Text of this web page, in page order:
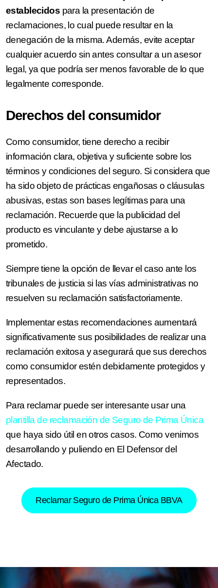
establecidos para la presentación de
reclamaciones, lo cual puede resultar en la
denegación de la misma. Además, evite aceptar
cualquier acuerdo sin antes consultar a un asesor
legal, ya que podría ser menos favorable de lo que
legalmente corresponde.
Derechos del consumidor
Como consumidor, tiene derecho a recibir
información clara, objetiva y suficiente sobre los
términos y condiciones del seguro. Si considera que
ha sido objeto de prácticas engañosas o cláusulas
abusivas, estas son bases legítimas para una
reclamación. Recuerde que la publicidad del
producto es vinculante y debe ajustarse a lo
prometido.
Siempre tiene la opción de llevar el caso ante los
tribunales de justicia si las vías administrativas no
resuelven su reclamación satisfactoriamente.
Implementar estas recomendaciones aumentará
significativamente sus posibilidades de realizar una
reclamación exitosa y asegurará que sus derechos
como consumidor estén debidamente protegidos y
representados.
Para reclamar puede ser interesante usar una
plantilla de reclamación de Seguro de Prima Única
que haya sido útil en otros casos. Como venimos
desarrollando y puliendo en El Defensor del
Afectado.
Reclamar Seguro de Prima Única BBVA